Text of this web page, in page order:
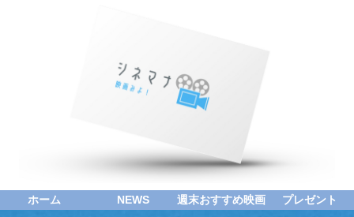
ホーム NEWS 週末おすすめ映画 プレゼント